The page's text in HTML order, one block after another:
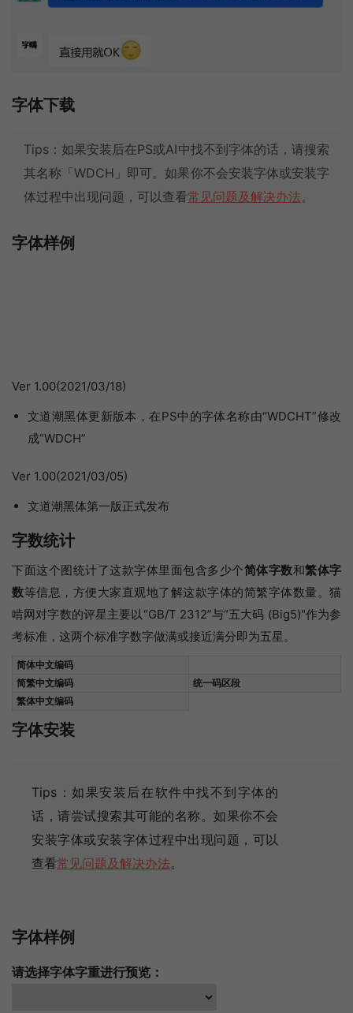
字体下载
Tips：如果安装后在PS或AI中找不到字体的话，请搜索
其名称「WDCH」即可。如果你不会安装字体或安装字
体过程中出现问题，可以查看常见问题及解决办法。
字体样例
Ver 1.00(2021/03/18)
文道潮黑体更新版本，在PS中的字体名称由“WDCHT”修改
成“WDCH”
Ver 1.00(2021/03/05)
文道潮黑体第一版正式发布
字数统计
下面这个图统计了这款字体里面包含多少个简体字数和繁体字
数等信息，方便大家直观地了解这款字体的简繁字体数量。猫
啃网对字数的评星主要以“GB/T 2312”与“五大码 (Big5)"作为参
考标准，这两个标准字数字做满或接近满分即为五星。
简体中文编码
简繁中文编码
统一码区段
繁体中文编码
字体安装
Tips：如果安装后在软件中找不到字体的
话，请尝试搜索其可能的名称。如果你不会
安装字体或安装字体过程中出现问题，可以
查看常见问题及解决办法。
字体样例
请选择字体字重进行预览：